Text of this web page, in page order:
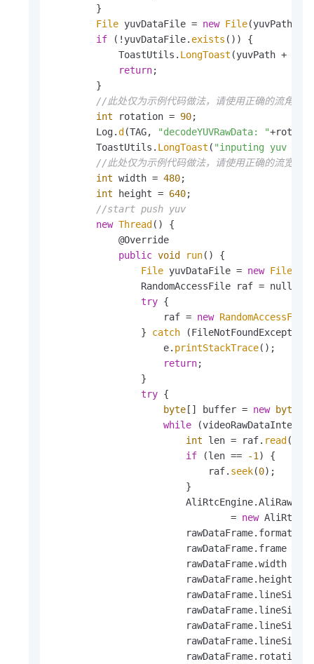
        }
File yuvDataFile = new File(yuvPath);
if (!yuvDataFile. exists ()) {
            ToastUtils.
LongToast (yuvPath +
return;
        }
//此处仅为示例代码做法，请使用正确的流角度
int rotation = 90;
        Log.
d (TAG, "decodeYUVRawData: "
        ToastUtils.
LongToast ( "inputing yuv
//此处仅为示例代码做法，请使用正确的流宽高
int width = 480;
int height = 640;
//start push yuv
new Thread () {
            @Override
public void run() {
File yuvDataFile = new File
                RandomAccessFile raf = null;
try {
                    raf =
new RandomAccessFile
                }
catch
                    e.
printStackTrace();
return;
                }
try {
byte [] buffer = new byte
while
int len = raf. read
if (len == -1 ) {
                            raf.
seek(0);
                        }
                                =
new
rawDataFrame.format =
rawDataFrame.frame =
rawDataFrame.width =
rawDataFrame.height =
                        rawDataFrame.lineSize[
                        rawDataFrame.lineSize[
                        rawDataFrame.lineSize[
                        rawDataFrame.lineSize[
rawDataFrame.rotation